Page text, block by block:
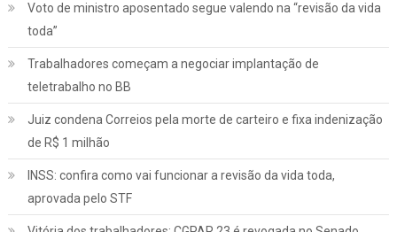
Voto de ministro aposentado segue valendo na “revisão da vida
toda”
Trabalhadores começam a negociar implantação de
teletrabalho no BB
Juiz condena Correios pela morte de carteiro e fixa indenização
de R$ 1 milhão
INSS: confira como vai funcionar a revisão da vida toda,
aprovada pelo STF